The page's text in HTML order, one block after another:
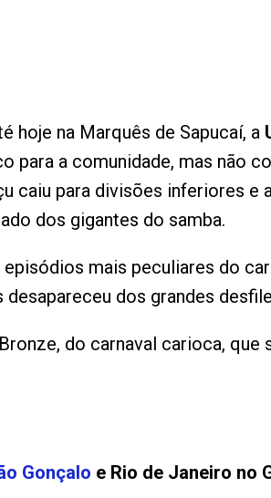
hoje na Marquês de Sapucaí, a
a comunidade, mas não
caiu para divisões inferiores e
dos gigantes do samba.
mais peculiares do
dos grandes
do carnaval carioca,
Gonçalo e Rio de Janeiro no